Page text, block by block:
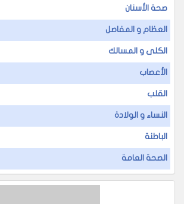
صحة الأسنان
العظام و المفاصل
الكلى و المسالك
الأعصاب
القلب
النساء و الولادة
الباطنة
الصحة العامة